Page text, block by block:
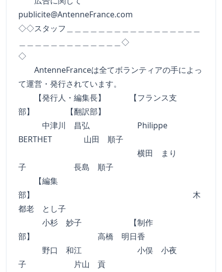
publicite@AntenneFrance.com
◇◇スタッフ＿＿＿＿＿＿＿＿＿＿＿＿＿＿＿＿＿
＿＿＿＿＿＿＿＿＿＿＿＿＿◇
◇
AntenneFranceは全てボランティアの手によっ
て運営・発行されています。
【発行人・編集長】 【フランス支
部】 【翻訳部】
中津川 昌弘 Philippe
BERTHET 山田 順子
横田 まり
子 長島 順子
【編集
部】 木
都老 とし子
小杉 妙子 【制作
部】 高橋 明日香
野口 和江 小俣 小夜
子 片山 貢